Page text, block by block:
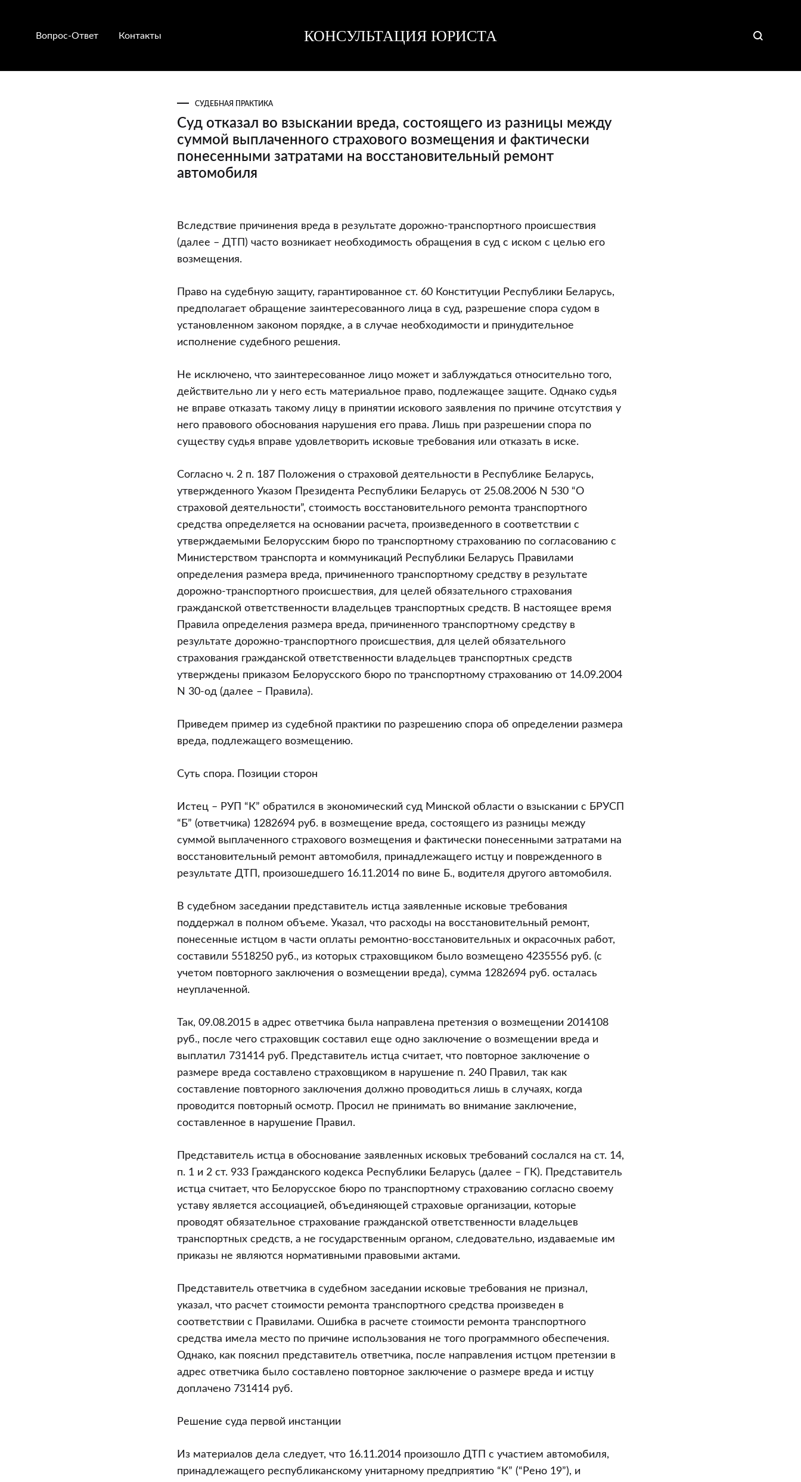
Вопрос-Ответ Контакты КОНСУЛЬТАЦИЯ ЮРИСТА
юриста
юриста
СУДЕБНАЯ ПРАКТИКА
Суд отказал во взыскании вреда, состоящего из разницы между
суммой выплаченного страхового возмещения и фактически
понесенными затратами на восстановительный ремонт
автомобиля
Суд
отказал
во
вреда,
состоящего
из
разницы
суммой
выплаченного
страхового
возмещения
и
понесенными
затратами
на
восстановительный
ремонт
автомобиля
Вследствие причинения вреда в результате дорожно-транспортного происшествия
(далее – ДТП) часто возникает необходимость обращения в суд с иском с целью его
возмещения.
Право на судебную защиту, гарантированное ст. 60 Конституции Республики Беларусь,
предполагает обращение заинтересованного лица в суд, разрешение спора судом в
установленном законом порядке, а в случае необходимости и принудительное
исполнение судебного решения.
Не исключено, что заинтересованное лицо может и заблуждаться относительно того,
действительно ли у него есть материальное право, подлежащее защите. Однако судья
не вправе отказать такому лицу в принятии искового заявления по причине отсутствия у
него правового обоснования нарушения его права. Лишь при разрешении спора по
существу судья вправе удовлетворить исковые требования или отказать в иске.
Согласно ч. 2 п. 187 Положения о страховой деятельности в Республике Беларусь,
утвержденного Указом Президента Республики Беларусь от 25.08.2006 N 530 “О
страховой деятельности”, стоимость восстановительного ремонта транспортного
средства определяется на основании расчета, произведенного в соответствии с
утверждаемыми Белорусским бюро по транспортному страхованию по согласованию с
Министерством транспорта и коммуникаций Республики Беларусь Правилами
определения размера вреда, причиненного транспортному средству в результате
дорожно-транспортного происшествия, для целей обязательного страхования
гражданской ответственности владельцев транспортных средств. В настоящее время
Правила определения размера вреда, причиненного транспортному средству в
результате дорожно-транспортного происшествия, для целей обязательного
страхования гражданской ответственности владельцев транспортных средств
утверждены приказом Белорусского бюро по транспортному страхованию от 14.09.2004
N 30-од (далее – Правила).
Приведем пример из судебной практики по разрешению спора об определении размера
вреда, подлежащего возмещению.
Суть спора. Позиции сторон
Истец – РУП “К” обратился в экономический суд Минской области о взыскании с БРУСП
“Б” (ответчика) 1282694 руб. в возмещение вреда, состоящего из разницы между
суммой выплаченного страхового возмещения и фактически понесенными затратами на
восстановительный ремонт автомобиля, принадлежащего истцу и поврежденного в
результате ДТП, произошедшего 16.11.2014 по вине Б., водителя другого автомобиля.
В судебном заседании представитель истца заявленные исковые требования
поддержал в полном объеме. Указал, что расходы на восстановительный ремонт,
понесенные истцом в части оплаты ремонтно-восстановительных и окрасочных работ,
составили 5518250 руб., из которых страховщиком было возмещено 4235556 руб. (с
учетом повторного заключения о возмещении вреда), сумма 1282694 руб. осталась
неуплаченной.
Так, 09.08.2015 в адрес ответчика была направлена претензия о возмещении 2014108
руб., после чего страховщик составил еще одно заключение о возмещении вреда и
выплатил 731414 руб. Представитель истца считает, что повторное заключение о
размере вреда составлено страховщиком в нарушение п. 240 Правил, так как
составление повторного заключения должно проводиться лишь в случаях, когда
проводится повторный осмотр. Просил не принимать во внимание заключение,
составленное в нарушение Правил.
Представитель истца в обоснование заявленных исковых требований сослался на ст. 14,
п. 1 и 2 ст. 933 Гражданского кодекса Республики Беларусь (далее – ГК). Представитель
истца считает, что Белорусское бюро по транспортному страхованию согласно своему
уставу является ассоциацией, объединяющей страховые организации, которые
проводят обязательное страхование гражданской ответственности владельцев
транспортных средств, а не государственным органом, следовательно, издаваемые им
приказы не являются нормативными правовыми актами.
Представитель ответчика в судебном заседании исковые требования не признал,
указал, что расчет стоимости ремонта транспортного средства произведен в
соответствии с Правилами. Ошибка в расчете стоимости ремонта транспортного
средства имела место по причине использования не того программного обеспечения.
Однако, как пояснил представитель ответчика, после направления истцом претензии в
адрес ответчика было составлено повторное заключение о размере вреда и истцу
доплачено 731414 руб.
Решение суда первой инстанции
Из материалов дела следует, что 16.11.2014 произошло ДТП с участием автомобиля,
принадлежащего республиканскому унитарному предприятию “К” (“Рено 19”), и